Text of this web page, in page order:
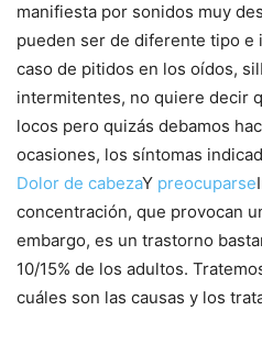
manifiesta por sonidos muy
pueden ser de diferente tipo e
caso de pitidos en los oídos,
intermitentes, no quiere decir
locos pero quizás debamos
ocasiones, los síntomas
Dolor de cabezaY preocuparse
concentración, que provocan
embargo, es un trastorno
10/15% de los adultos.
cuáles son las causas y los